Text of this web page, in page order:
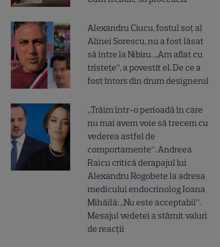
Alexandru Ciucu, fostul soț al
Alinei Sorescu, nu a fost lăsat
să intre la Nibiru. „Am aflat cu
tristețe”, a povestit el. De ce a
fost întors din drum designerul
„Trăim într-o perioadă în care
nu mai avem voie să trecem cu
vederea astfel de
comportamente”. Andreea
Raicu critică derapajul lui
Alexandru Rogobete la adresa
medicului endocrinolog Ioana
Mihăilă: „Nu este acceptabil”.
Mesajul vedetei a stârnit valuri
de reacții